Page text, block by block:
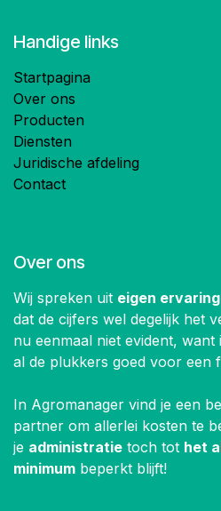
Handige links
Startpagina
Over ons
Producten
Diensten
Juridische afdeling
Contact
Over ons
Wij spreken uit eigen ervaring
dat de cijfers wel degelijk het
nu eenmaal niet evident,
al de plukkers goed voor een
In Agromanager vind je een
partner om allerlei kosten te
je administratie toch tot het
minimum beperkt blijft!